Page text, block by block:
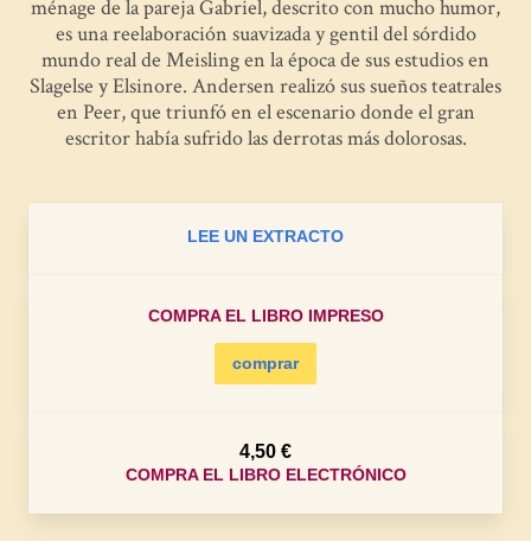
ménage de la pareja Gabriel, descrito con mucho humor,
es una reelaboración suavizada y gentil del sórdido
mundo real de Meisling en la época de sus estudios en
Slagelse y Elsinore. Andersen realizó sus sueños teatrales
en Peer, que triunfó en el escenario donde el gran
escritor había sufrido las derrotas más dolorosas.
LEE UN EXTRACTO
COMPRA EL LIBRO IMPRESO
comprar
4,50 €
COMPRA EL LIBRO ELECTRÓNICO